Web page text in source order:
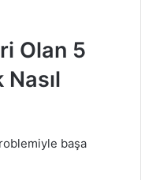
Olan 5
başa